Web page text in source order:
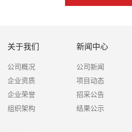
关于我们
公司概况
企业资质
企业荣誉
组织架构
新闻中心
公司新闻
项目动态
招采公告
结果公示